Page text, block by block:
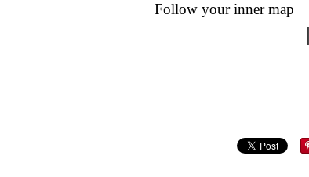
Follow your inner map